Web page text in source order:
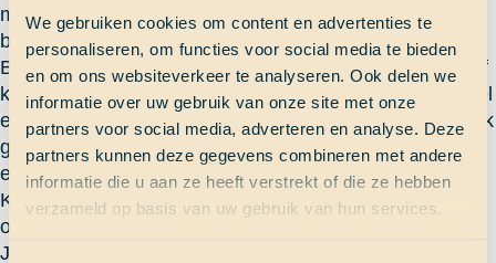
We gebruiken cookies om content en advertenties te
personaliseren, om functies voor social media te bieden
en om ons websiteverkeer te analyseren. Ook delen we
informatie over uw gebruik van onze site met onze
partners voor social media, adverteren en analyse. Deze
partners kunnen deze gegevens combineren met andere
informatie die u aan ze heeft verstrekt of die ze hebben
verzameld op basis van uw gebruik van hun services.
maar eens te gaan doen, werd het dan maar. Ook ik
besloot maar te helpen, een chaos dat het was.
Begeleid door liedjes zoals Captain Jack en Sterrenstof
kwamen we toch mooi de vuile was door, al was het wel
een gehaast om af te drogen, zo snel dat het uiteindelijk
ging. Pascal was al dansend helemaal in zijn element,
en wat waren wij blij dat het bijna voorbij was.
Keukenprins, bedankt! Je bent van harte welkom in
onze cuisine!
Jasmijn